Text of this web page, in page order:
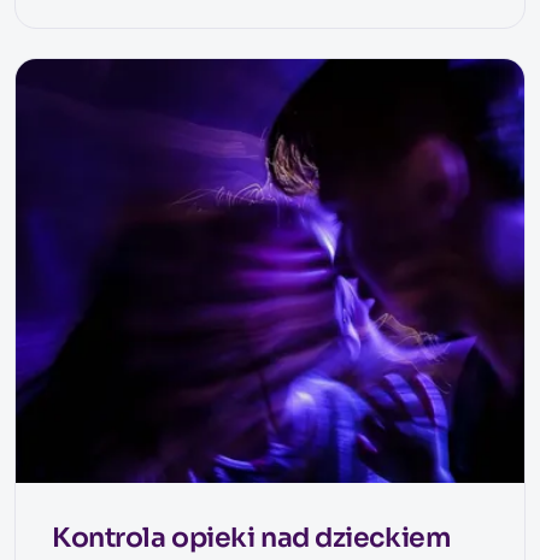
Kontrola opieki nad dzieckiem